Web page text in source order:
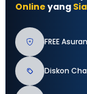
Online yang
FREE
Diskon